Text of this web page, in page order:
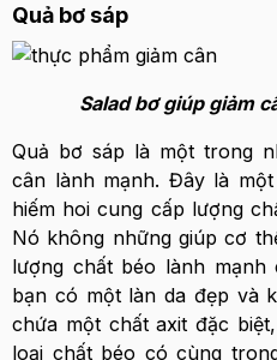
Quả bơ sáp
Salad bơ giúp giảm
Quả bơ sáp là một trong
cân lành mạnh. Đây là
hiếm hoi cung cấp lượng
Nó không những giúp cơ
lượng chất béo lành
bạn có một làn da đẹp và
chứa một chất axit đặc
loại chất béo có cùng